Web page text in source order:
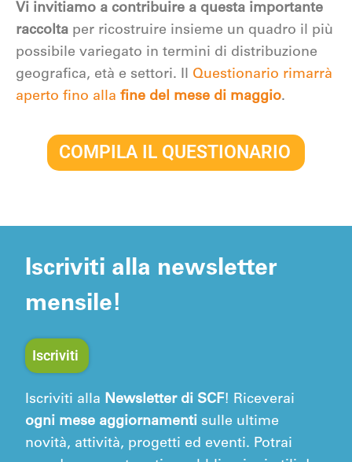
Vi invitiamo a contribuire a questa importante
raccolta per ricostruire insieme un quadro il più
possibile variegato in termini di distribuzione
geografica, età e settori. Il Questionario rimarrà
aperto fino alla fine del mese di maggio.
COMPILA IL QUESTIONARIO
Iscriviti alla newsletter
mensile!
Iscriviti
Iscriviti alla Newsletter di SCF! Riceverai
ogni mese aggiornamenti sulle ultime
novità, attività, progetti ed eventi. Potrai